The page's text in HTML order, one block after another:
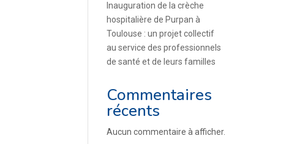
Inauguration de la crèche
hospitalière de Purpan à
Toulouse : un projet collectif
au service des professionnels
de santé et de leurs familles
Commentaires
récents
Aucun commentaire à afficher.